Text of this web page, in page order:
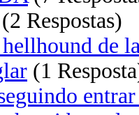
(2 Respostas)
de
(1